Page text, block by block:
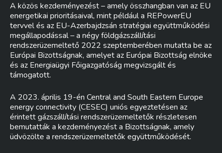
A közös kezdeményezést – amely összhangban van az EU
energetikai prioritásaival, mint például a REPowerEU
tervvel és az EU-Azerbajdzsán stratégiai együttműködési
megállapodással – a négy földgázszállítási
rendszerüzemeltető 2022 szeptemberében mutatta be az
Európai Bizottságnak, amelyet az Európai Bizottság elnöke
és az Energiaügyi Főigazgatóság megvizsgált és
támogatott.
A 2023. április 19-én Central and South Eastern Europe
energy connectivity (CESEC) uniós egyeztetésen az
érintett gázszállítási rendszerüzemeltetők részletesen
bemutatták a kezdeményezést a Bizottságnak, amely
üdvözölte a rendszerüzemeltetők együttműködését.